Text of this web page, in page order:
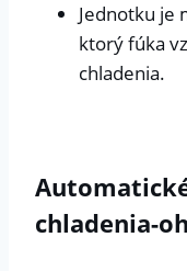
Jednotku je
ktorý fúka
chladenia.
chladenia-